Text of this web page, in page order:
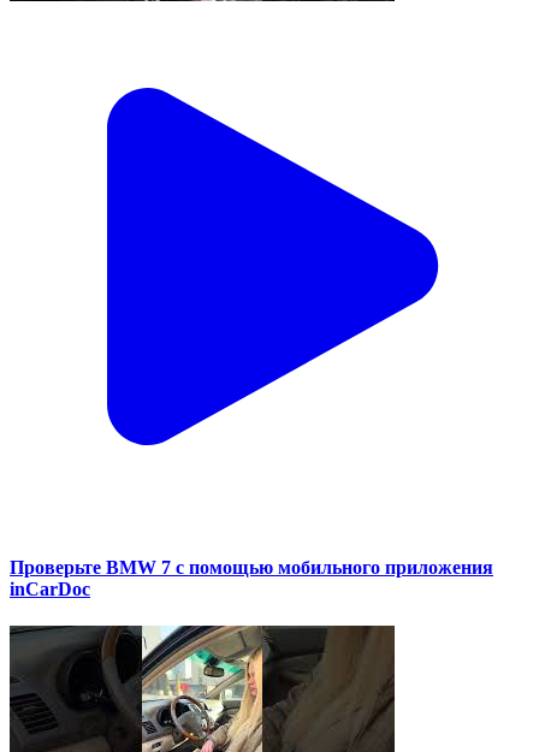
Проверьте BMW 7 с помощью мобильного приложения
inCarDoc